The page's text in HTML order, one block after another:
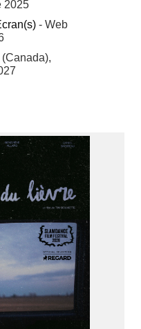
2025
- Web